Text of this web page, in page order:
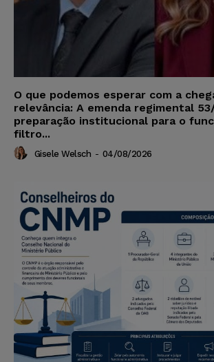
O que podemos esperar com a
relevância: A emenda regimental
preparação institucional para o
filtro...
Gisele Welsch - 04/08/2026